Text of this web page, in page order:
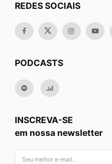
REDES SOCIAIS
PODCASTS
INSCREVA-SE
em nossa newsletter